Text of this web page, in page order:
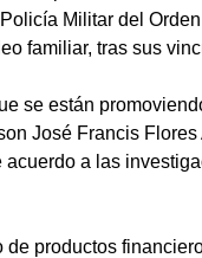
Militar del
familiar, tras sus
se están
José Francis
a las
productos